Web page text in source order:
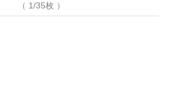
（ 1/35枚 ）